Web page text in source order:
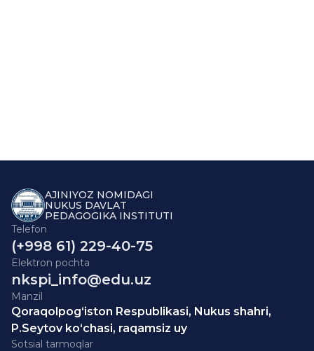
AJINIYOZ NOMIDAGI
NUKUS DAVLAT
PEDAGOGIKA INSTITUTI
Telefon
(+998 61) 229-40-75
Elektron pochta
nkspi_info@edu.uz
Manzil
Qoraqolpog‘iston Respublikasi, Nukus shahri,
P.Seytov ko‘chasi, raqamsiz uy
Sotsial tarmoqlar